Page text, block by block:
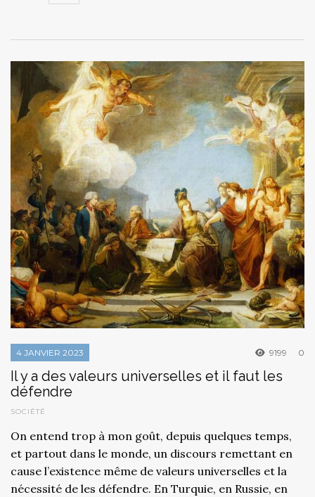
4 JANVIER 2023 9199 0
Il y a des valeurs universelles et il faut les
défendre
SOCIÉTÉ
On entend trop à mon goût, depuis quelques temps,
et partout dans le monde, un discours remettant en
cause l’existence même de valeurs universelles et la
nécessité de les défendre. En Turquie, en Russie, en